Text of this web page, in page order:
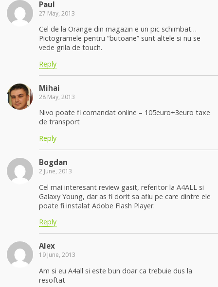
Paul
27 May, 2013
Cel de la Orange din magazin e un pic schimbat…
Pictogramele pentru “butoane” sunt altele si nu se
vede grila de touch.
Reply
Mihai
28 May, 2013
Nivo poate fi comandat online – 105euro+3euro taxe
de transport
Reply
Bogdan
2 June, 2013
Cel mai interesant review gasit, referitor la A4ALL si
Galaxy Young, dar as fi dorit sa aflu pe care dintre ele
poate fi instalat Adobe Flash Player.
Reply
Alex
19 June, 2013
Am si eu A4all si este bun doar ca trebuie dus la
resoftat